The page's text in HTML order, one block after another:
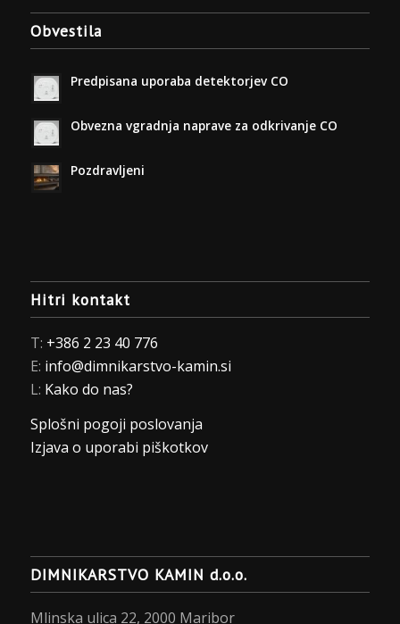
Obvestila
Predpisana uporaba detektorjev CO
Obvezna vgradnja naprave za odkrivanje CO
Pozdravljeni
Hitri kontakt
T: +386 2 23 40 776
E: info@dimnikarstvo-kamin.si
L: Kako do nas?
Splošni pogoji poslovanja
Izjava o uporabi piškotkov
DIMNIKARSTVO KAMIN d.o.o.
Mlinska ulica 22, 2000 Maribor